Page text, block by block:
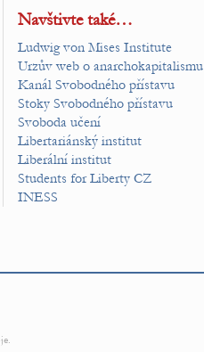
Navštivte také…
Ludwig von Mises Institute
Urzův web o anarchokapitalismu
Kanál Svobodného přístavu
Stoky Svobodného přístavu
Svoboda učení
Libertariánský institut
Liberální institut
Students for Liberty CZ
INESS